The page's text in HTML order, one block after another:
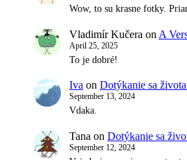
Wow, to su krasne fotky.
Vladimír Kučera on A
April 25, 2025
To je dobré!
Iva on Dotýkanie sa
September 13, 2024
Vdaka.
Tana on Dotýkanie sa
September 12, 2024